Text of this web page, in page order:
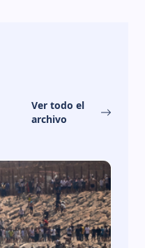
Ver todo el
archivo